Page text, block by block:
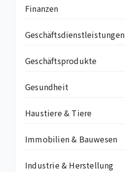
Finanzen
Geschäftsdienstleistungen
Geschäftsprodukte
Gesundheit
Haustiere & Tiere
Immobilien & Bauwesen
Industrie & Herstellung